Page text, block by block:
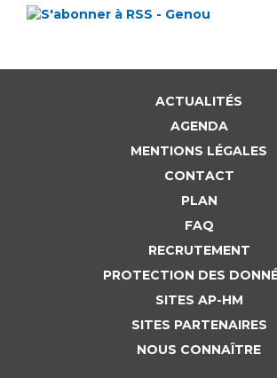
ACTUALITÉS
AGENDA
MENTIONS LÉGALES
CONTACT
PLAN
FAQ
RECRUTEMENT
PROTECTION DES
SITES AP-HM
SITES PARTENAIRES
NOUS CONNAÎTRE